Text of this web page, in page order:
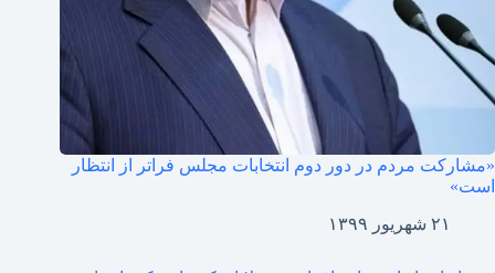
«مشارکت مردم در دور دوم انتخابات مجلس فراتر از انتظار
است»
۲۱ شهریور ۱۳۹۹